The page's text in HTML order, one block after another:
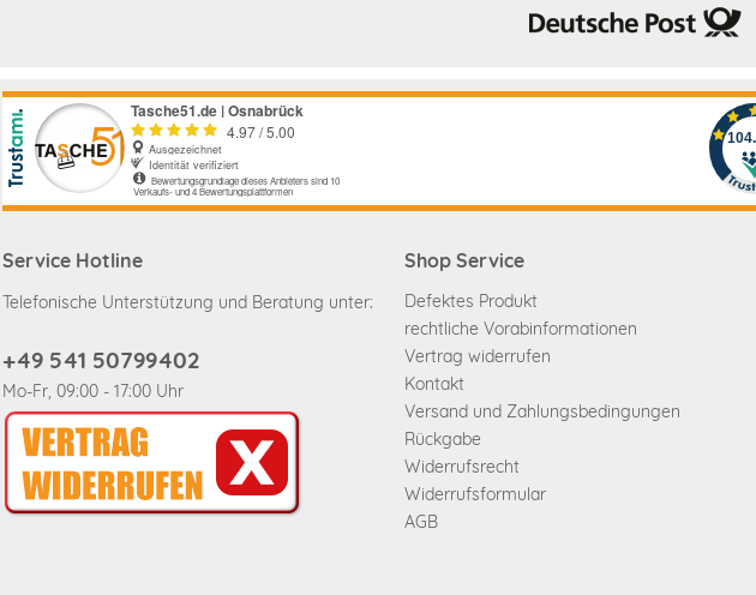
Service Hotline
Telefonische Unterstützung und Beratung unter:
+49 541 50799402
Mo-Fr, 09:00 - 17:00 Uhr
Shop Service
Defektes Produkt
rechtliche Vorabinformationen
Vertrag widerrufen
Kontakt
Versand und Zahlungsbedingungen
Rückgabe
Widerrufsrecht
Widerrufsformular
AGB